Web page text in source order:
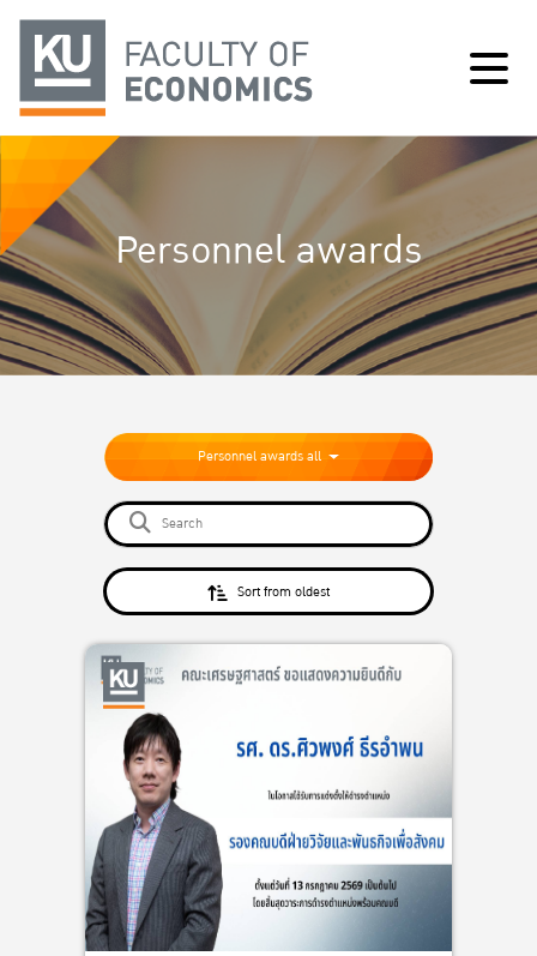
Personnel awards
Personnel awards all
Sort from oldest